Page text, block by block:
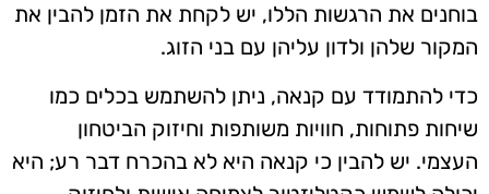
בוחנים את הרגשות הללו, יש לקחת את הזמן להבין את
המקור שלהן ולדון עליהן עם בני הזוג.
כדי להתמודד עם קנאה, ניתן להשתמש בכלים כמו
שיחות פתוחות, חוויות משותפות וחיזוק הביטחון
העצמי. יש להבין כי קנאה היא לא בהכרח דבר רע; היא